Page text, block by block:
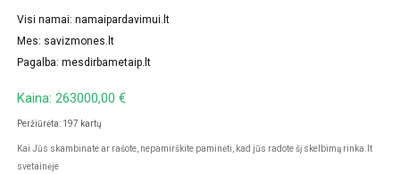
Visi namai: namaipardavimui.lt
Mes: savizmones.lt
Pagalba: mesdirbametaip.lt
Kaina: 263000,00 €
Peržiūrėta: 197 kartų
Kai Jūs skambinate ar rašote, nepamirškite paminėti, kad jūs radote šį skelbimą rinka.lt
svetainėje